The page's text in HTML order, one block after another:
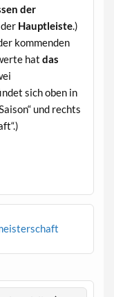
der
Hauptleiste.)
kommenden
hat das
sich oben in
und rechts